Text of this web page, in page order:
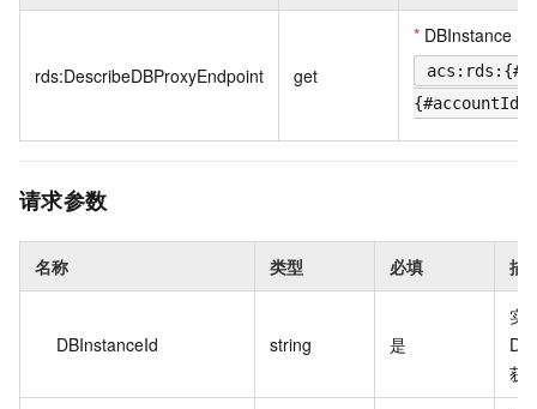
rds:DescribeDBProxyEndpoint get
* DBInstance
请求参数
名称 类型 必填 描
DBInstanceId string 是
实
获